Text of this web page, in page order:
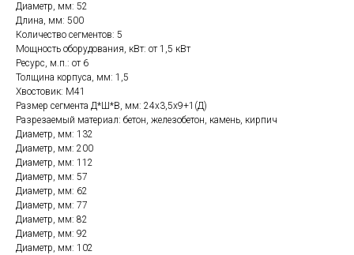
Диаметр, мм: 52
Длина, мм: 500
Количество сегментов: 5
Мощность оборудования, кВт: от 1,5 кВт
Ресурс, м.п.: от 6
Толщина корпуса, мм: 1,5
Хвостовик: М41
Размер сегмента Д*Ш*В, мм: 24х3,5х9+1(Д)
Разрезаемый материал: бетон, железобетон, камень, кирпич
Диаметр, мм: 132
Диаметр, мм: 200
Диаметр, мм: 112
Диаметр, мм: 57
Диаметр, мм: 62
Диаметр, мм: 77
Диаметр, мм: 82
Диаметр, мм: 92
Диаметр, мм: 102